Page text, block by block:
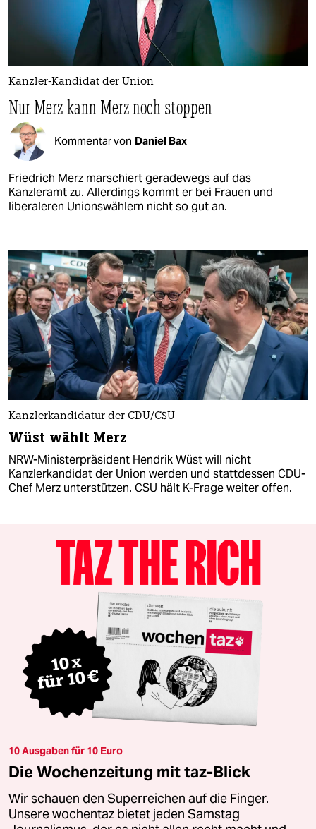
Kanzler-Kandidat der Union
Nur Merz kann Merz noch stoppen
Kommentar von Daniel Bax
Friedrich Merz marschiert geradewegs auf das
Kanzleramt zu. Allerdings kommt er bei Frauen und
liberaleren Unionswählern nicht so gut an.
Kanzlerkandidatur der CDU/CSU
Wüst wählt Merz
NRW-Ministerpräsident Hendrik Wüst will nicht
Kanzlerkandidat der Union werden und stattdessen CDU-
Chef Merz unterstützen. CSU hält K-Frage weiter offen.
10 Ausgaben für 10 Euro
Die Wochenzeitung mit taz-Blick
Wir schauen den Superreichen auf die Finger.
Unsere wochentaz bietet jeden Samstag